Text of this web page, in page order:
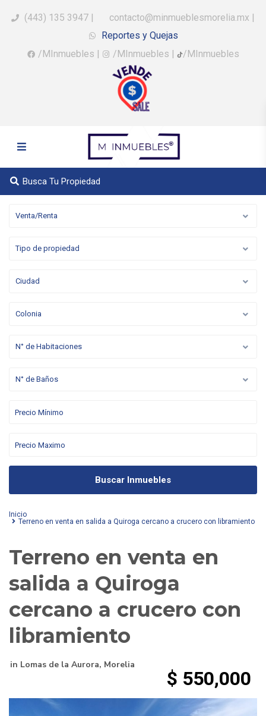
(443) 135 3947 | contacto@minmueblesmorelia.mx |
Reportes y Quejas
/MInmuebles | /MInmuebles | /MInmuebles
Busca Tu Propiedad
Venta/Renta
Tipo de propiedad
Ciudad
Colonia
N° de Habitaciones
N° de Baños
Buscar Inmuebles
Inicio
Terreno en venta en salida a Quiroga cercano a crucero con libramiento
Terreno en venta en
salida a Quiroga
cercano a crucero con
libramiento
in Lomas de la Aurora, Morelia
$ 550,000